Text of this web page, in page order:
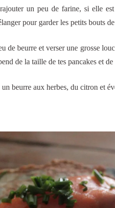
un peu de farine, si elle
pour garder les petits bouts
de beurre et verser une grosse
de la taille de tes pancakes et de
beurre aux herbes, du citron et